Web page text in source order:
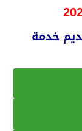
بتقديم خدمة